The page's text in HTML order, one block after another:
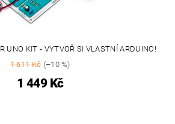
UNO KIT - VYTVOŘ SI VLASTNÍ ARDUINO!
1 611 Kč(–10 %)
1 449 Kč